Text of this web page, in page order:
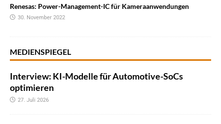
Renesas: Power-Management-IC für Kameraanwendungen
30. November 2022
MEDIENSPIEGEL
Interview: KI-Modelle für Automotive-SoCs
optimieren
27. Juli 2026